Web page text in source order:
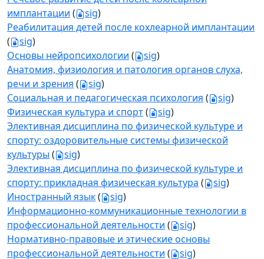
имплантации ( sig)
Реабилитация детей после кохлеарной имплантации
(
sig)
Основы нейропсихологии ( sig)
Анатомия, физиология и патология органов слуха,
речи и зрения ( sig)
Социальная и педагогическая психология ( sig)
Физическая культура и спорт( sig)
Элективная дисциплина по физической культуре и
спорту: оздоровительные системы физической
культуры ( sig)
Элективная дисциплина по физической культуре и
спорту: прикладная физическая культура ( sig)
Иностранный язык( sig)
Информационно-коммуникационные технологии в
профессиональной деятельности ( sig)
Нормативно-правовые и этические основы
профессиональной деятельности ( sig)